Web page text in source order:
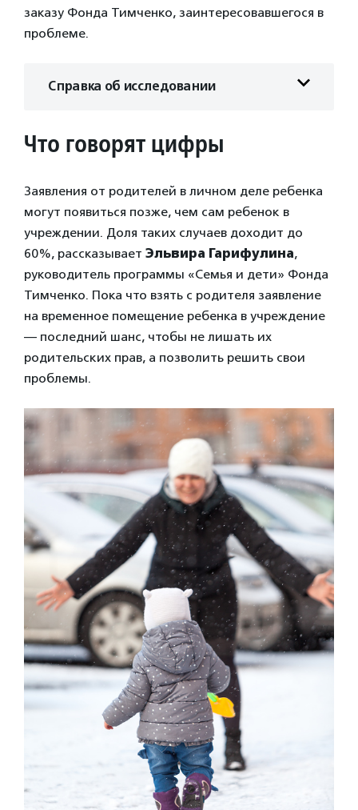
заказу Фонда Тимченко, заинтересовавшегося в
проблеме.
Справка об исследовании
Что говорят цифры
Заявления от родителей в личном деле ребенка
могут появиться позже, чем сам ребенок в
учреждении. Доля таких случаев доходит до
60%, рассказывает Эльвира Гарифулина,
руководитель программы «Семья и дети» Фонда
Тимченко. Пока что взять с родителя заявление
на временное помещение ребенка в учреждение
— последний шанс, чтобы не лишать их
родительских прав, а позволить решить свои
проблемы.